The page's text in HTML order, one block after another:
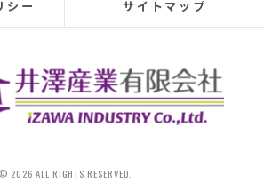
thorough leak investigation
attic from the second-floor closet,
the leak location.
that the roof tiles were significantly
cracks in several places and even a
シー サイトマップ
© 2026 ALL RIGHTS RESERVED.